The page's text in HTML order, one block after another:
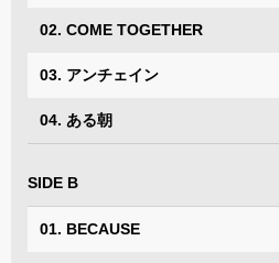
02. COME TOGETHER
03. アンチェイン
04. ある朝
SIDE B
01. BECAUSE